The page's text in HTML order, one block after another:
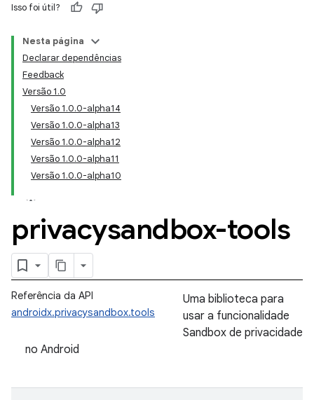
Isso foi útil?
Nesta página
Declarar dependências
Feedback
Versão 1.0
Versão 1.0.0-alpha14
Versão 1.0.0-alpha13
Versão 1.0.0-alpha12
Versão 1.0.0-alpha11
Versão 1.0.0-alpha10
privacysandbox-tools
Referência da API
androidx.privacysandbox.tools
Uma biblioteca para
usar a funcionalidade
Sandbox de privacidade
no Android